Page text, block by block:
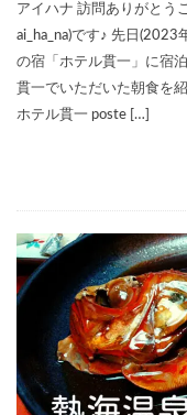
アイハナ 訪問ありがとう
ai_ha_na)です♪ 先日
の宿「ホテル貫一」に宿
貫一でいただいた朝食を
ホテル貫一 poste […]